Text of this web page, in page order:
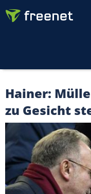
Hainer:
zu Gesicht